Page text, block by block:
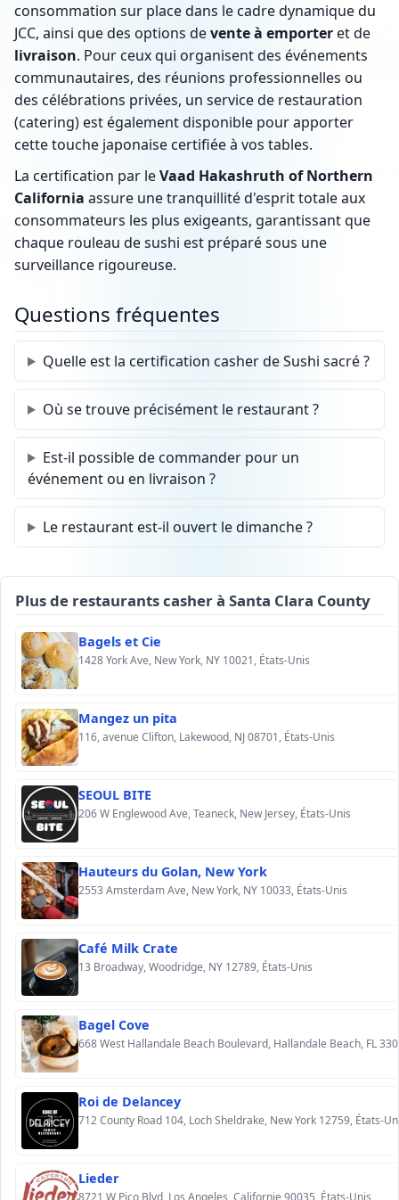
consommation sur place dans le cadre dynamique du
JCC, ainsi que des options devente à emporteret de
livraison. Pour ceux qui organisent des événements
communautaires, des réunions professionnelles ou
des célébrations privées, un service de restauration
(catering) est également disponible pour apporter
cette touche japonaise certifiée à vos tables.
La certification par leVaad Hakashruth of Northern
California assure une tranquillité d'esprit totale aux
consommateurs les plus exigeants, garantissant que
chaque rouleau de sushi est préparé sous une
surveillance rigoureuse.
Questions fréquentes
Quelle est la certification casher de Sushi sacré ?
Où se trouve précisément le restaurant ?
Est-il possible de commander pour un
événement ou en livraison ?
Le restaurant est-il ouvert le dimanche ?
Plus de restaurants casher à Santa Clara County
Bagels et Cie
1428 York Ave, New York, NY 10021, États-Unis
Mangez un pita
116, avenue Clifton, Lakewood, NJ 08701, États-Unis
SEOUL BITE
206 W Englewood Ave, Teaneck, New Jersey, États-Unis
Hauteurs du Golan, New York
2553 Amsterdam Ave, New York, NY 10033, États-Unis
Café Milk Crate
13 Broadway, Woodridge, NY 12789, États-Unis
Bagel Cove
Roi de Delancey
712 County Road 104, Loch Sheldrake, New York 12759, États-
Lieder
8721 W Pico Blvd, Los Angeles, Californie 90035, États-Unis